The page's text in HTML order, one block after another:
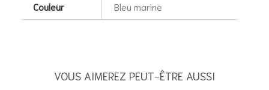
Couleur Bleu marine
VOUS AIMEREZ PEUT-ÊTRE AUSSI